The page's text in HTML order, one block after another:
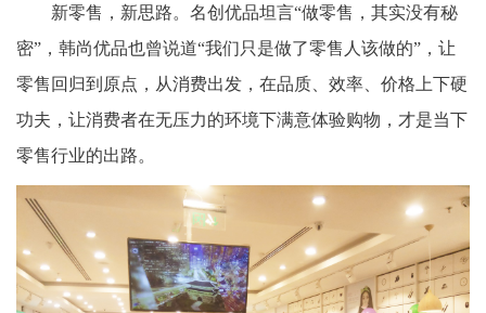
新零售，新思路。名创优品坦言“做零售，其实没有秘
密”，韩尚优品也曾说道“我们只是做了零售人该做的”，让
零售回归到原点，从消费出发，在品质、效率、价格上下硬
功夫，让消费者在无压力的环境下满意体验购物，才是当下
零售行业的出路。